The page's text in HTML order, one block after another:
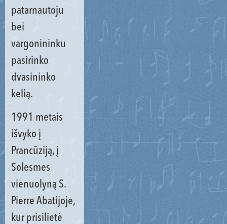
patarnautoju
bei
vargonininku
pasirinko
dvasininko
kelią.
1991 metais
išvyko į
Prancūziją, į
Solesmes
vienuolyną S.
Pierre Abatijoje,
kur prisilietė